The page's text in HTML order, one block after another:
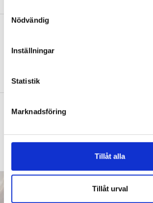
e
Nödvändig
Inställningar
Statistik
Marknadsföring
Tillåt alla
Tillåt urval
Därför väcker
FORSKNING
Intensivträning stärker
SPRÅKSVEKET”Kan du inte landets språk